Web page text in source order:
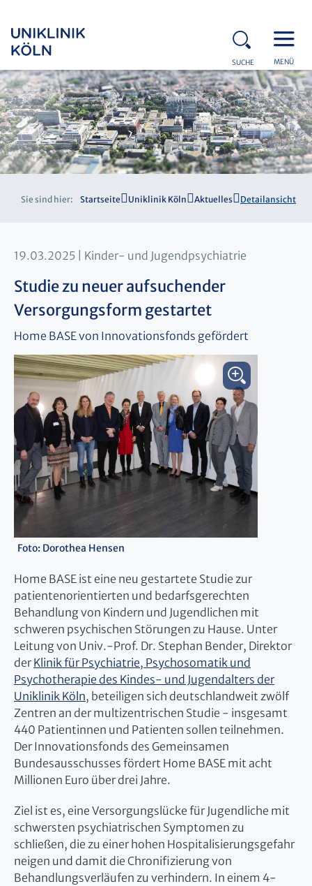
SUCHE MENÜ
Sie sind hier: Startseite Uniklinik Köln Aktuelles Detailansicht
19.03.2025 Kinder- und Jugendpsychiatrie
Studie zu neuer aufsuchender
Versorgungsform gestartet
Home BASE von Innovationsfonds gefördert
Foto: Dorothea Hensen
Home BASE ist eine neu gestartete Studie zur
patientenorientierten und bedarfsgerechten
Behandlung von Kindern und Jugendlichen mit
schweren psychischen Störungen zu Hause. Unter
Leitung von Univ.-Prof. Dr. Stephan Bender, Direktor
der Klinik für Psychiatrie, Psychosomatik und
Psychotherapie des Kindes- und Jugendalters der
Uniklinik Köln, beteiligen sich deutschlandweit zwölf
Zentren an der multizentrischen Studie - insgesamt
440 Patientinnen und Patienten sollen teilnehmen.
Der Innovationsfonds des Gemeinsamen
Bundesausschusses fördert Home BASE mit acht
Millionen Euro über drei Jahre.
Ziel ist es, eine Versorgungslücke für Jugendliche mit
schwersten psychiatrischen Symptomen zu
schließen, die zu einer hohen Hospitalisierungsgefahr
neigen und damit die Chronifizierung von
Behandlungsverläufen zu verhindern. In einem 4-